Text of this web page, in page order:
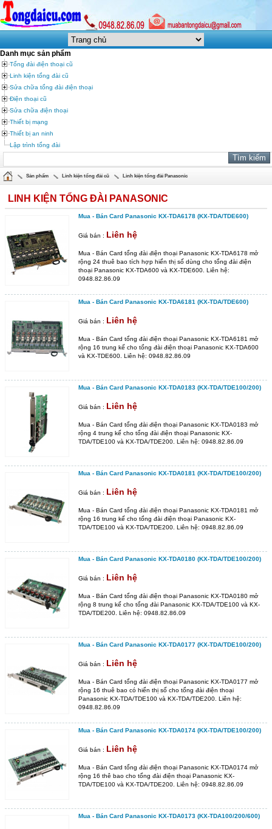
Danh mục sản phẩm
Tổng đài điện thoại cũ
Linh kiện tổng đài cũ
Sửa chữa tổng đài điện thoại
Điện thoại cũ
Sửa chữa điện thoại
Thiết bị mạng
Thiết bị an ninh
Lập trình tổng đài
Sản phẩm Linh kiện tổng đài cũ Linh kiện tổng đài Panasonic
LINH KIỆN TỔNG ĐÀI PANASONIC
Mua - Bán Card Panasonic KX-TDA6178 (KX-TDA/TDE600)
Giá bán : Liên hệ
Mua - Bán Card tổng đài điện thoại Panasonic KX-TDA6178 mở
rộng 24 thuê bao tích hợp hiển thị số dùng cho tổng đài điện
thoại Panasonic KX-TDA600 và KX-TDE600. Liên hệ:
0948.82.86.09
Mua - Bán Card Panasonic KX-TDA6181 (KX-TDA/TDE600)
Giá bán : Liên hệ
Mua - Bán Card tổng đài điện thoại Panasonic KX-TDA6181 mở
rộng 16 trung kế cho tổng đài điện thoại Panasonic KX-TDA600
và KX-TDE600. Liên hệ: 0948.82.86.09
Mua - Bán Card Panasonic KX-TDA0183 (KX-TDA/TDE100/200)
Giá bán : Liên hệ
Mua - Bán Card tổng đài điện thoại Panasonic KX-TDA0183 mở
rộng 4 trung kế cho tổng đài điện thoại Panasonic KX-
TDA/TDE100 và KX-TDA/TDE200. Liên hệ: 0948.82.86.09
Mua - Bán Card Panasonic KX-TDA0181 (KX-TDA/TDE100/200)
Giá bán : Liên hệ
Mua - Bán Card tổng đài điện thoại Panasonic KX-TDA0181 mở
rộng 16 trung kế cho tổng đài điện thoại Panasonic KX-
TDA/TDE100 và KX-TDA/TDE200. Liên hệ: 0948.82.86.09
Mua - Bán Card Panasonic KX-TDA0180 (KX-TDA/TDE100/200)
Giá bán : Liên hệ
Mua - Bán Card tổng đài điện thoại Panasonic KX-TDA0180 mở
rộng 8 trung kế cho tổng đài Panasonic KX-TDA/TDE100 và KX-
TDA/TDE200. Liên hệ: 0948.82.86.09
Mua - Bán Card Panasonic KX-TDA0177 (KX-TDA/TDE100/200)
Giá bán : Liên hệ
Mua - Bán Card tổng đài điện thoại Panasonic KX-TDA0177 mở
rộng 16 thuê bao có hiển thị số cho tổng đài điện thoại
Panasonic KX-TDA/TDE100 và KX-TDA/TDE200. Liên hệ:
0948.82.86.09
Mua - Bán Card Panasonic KX-TDA0174 (KX-TDA/TDE100/200)
Giá bán : Liên hệ
Mua - Bán Card tổng đài điện thoại Panasonic KX-TDA0174 mở
rộng 16 thê bao cho tổng đài điện thoại Panasonic KX-
TDA/TDE100 và KX-TDA/TDE200. Liên hệ: 0948.82.86.09
Mua - Bán Card Panasonic KX-TDA0173 (KX-TDA100/200/600)